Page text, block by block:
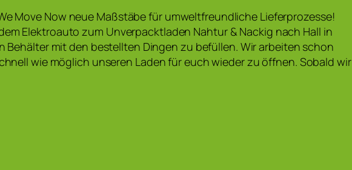
Move Now neue Maßstäbe für umweltfreundliche Lieferprozesse!
Elektroauto zum Unverpacktladen Nahtur & Nackig nach Hall in
Behälter mit den bestellten Dingen zu befüllen. Wir arbeiten schon
wie möglich unseren Laden für euch wieder zu öffnen. Sobald wir